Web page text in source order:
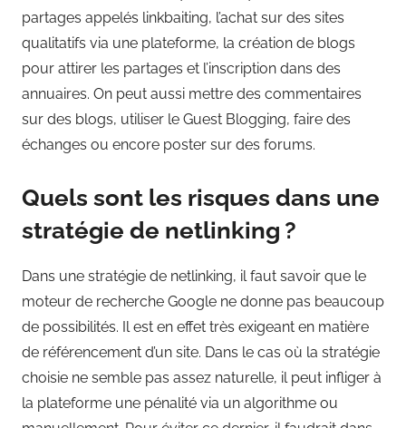
partages appelés linkbaiting, l’achat sur des sites
qualitatifs via une plateforme, la création de blogs
pour attirer les partages et l’inscription dans des
annuaires. On peut aussi mettre des commentaires
sur des blogs, utiliser le Guest Blogging, faire des
échanges ou encore poster sur des forums.
Quels sont les risques dans une
stratégie de netlinking ?
Dans une stratégie de netlinking, il faut savoir que le
moteur de recherche Google ne donne pas beaucoup
de possibilités. Il est en effet très exigeant en matière
de référencement d’un site. Dans le cas où la stratégie
choisie ne semble pas assez naturelle, il peut infliger à
la plateforme une pénalité via un algorithme ou